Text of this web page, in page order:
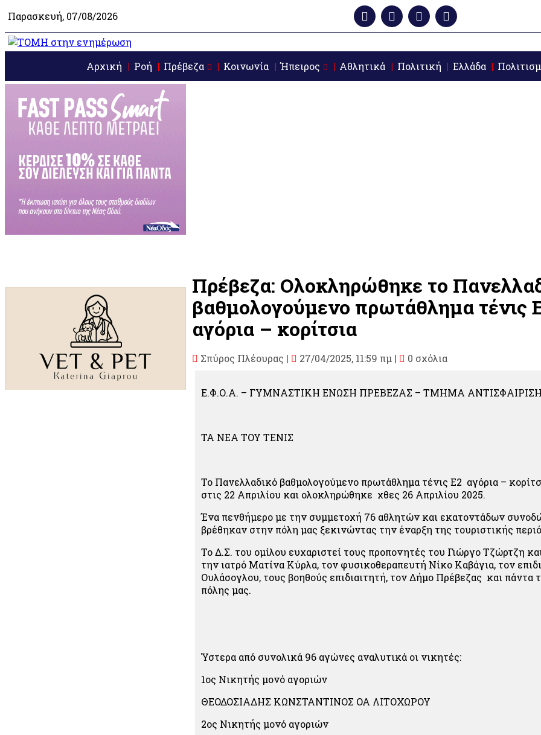
Παρασκευή, 07/08/2026
Αρχική Ροή Πρέβεζα Κοινωνία Ήπειρος Αθλητικά Πολιτική Ελλάδα
Πρέβεζα: Ολοκληρώθηκε το
βαθμολογούμενο πρωτάθλημα τένις
αγόρια – κορίτσια
Σπύρος Πλέουρας | 27/04/2025, 11:59 πμ | 0 σχόλια
Ε.Φ.Ο.Α. – ΓΥΜΝΑΣΤΙΚΗ ΕΝΩΣΗ ΠΡΕΒΕΖΑΣ – ΤΜΗΜΑ
ΤΑ ΝΕΑ ΤΟΥ ΤΕΝΙΣ
Το Πανελλαδικό βαθμολογούμενο πρωτάθλημα τένις Ε2 αγόρια –
στις 22 Απριλίου και ολοκληρώθηκε χθες 26 Απριλίου 2025.
Ένα πενθήμερο με την συμμετοχή 76 αθλητών και εκατοντάδων
βρέθηκαν στην πόλη μας ξεκινώντας την έναρξη της τουριστικής
Το Δ.Σ. του ομίλου ευχαριστεί τους προπονητές του Γιώργο Τζώρτζη
την ιατρό Ματίνα Κύρλα, τον φυσικοθεραπευτή Νίκο Καβάγια, τον
Ουλάσογλου, τους βοηθούς επιδιαιτητή, τον Δήμο Πρέβεζας και
πόλης μας.
Ύστερα από συνολικά 96 αγώνες αναλυτικά οι νικητές:
1ος Νικητής μονό αγοριών
ΘΕΟΔΟΣΙΑΔΗΣ ΚΩΝΣΤΑΝΤΙΝΟΣ ΟΑ ΛΙΤΟΧΩΡΟΥ
2ος Νικητής μονό αγοριών